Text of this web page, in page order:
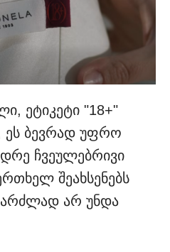
ეტიკეტი "18+"
ეს ბევრად უფრო
ჩვეულებრივი
შეახსენებს
არ უნდა